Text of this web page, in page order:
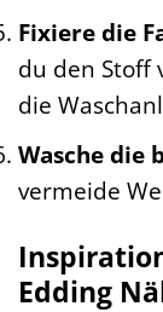
Fixiere die
du den Stoff
die
Wasche die
vermeide
Edding